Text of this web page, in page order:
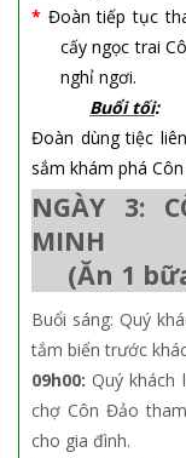
* Đoàn tiếp tục
cấy ngọc trai
nghỉ ngơi.
Buổi tối:
Đoàn dùngtiệc
sắm khám phá
NGÀY 3:
(Ăn 1
Buổi sáng:Quý
tắm biển trước
09h00: Quý khách
chợ Côn Đảo
cho gia đình.